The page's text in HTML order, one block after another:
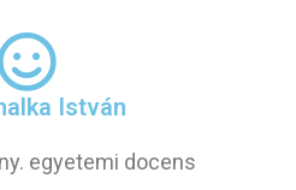
István
egyetemi docens